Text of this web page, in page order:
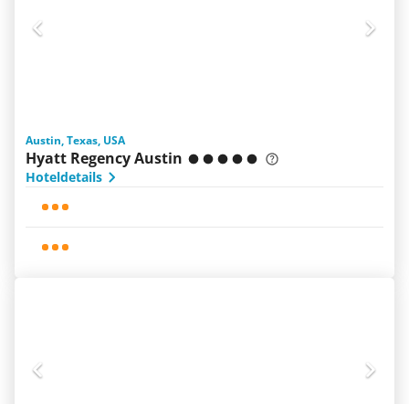
Austin, Texas, USA
Hyatt Regency Austin
Hoteldetails